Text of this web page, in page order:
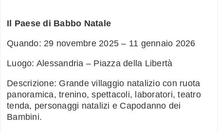
Il Paese di Babbo Natale
Quando: 29 novembre 2025 – 11 gennaio 2026
Luogo: Alessandria – Piazza della Libertà
Descrizione: Grande villaggio natalizio con ruota
panoramica, trenino, spettacoli, laboratori, teatro
tenda, personaggi natalizi e Capodanno dei
Bambini.